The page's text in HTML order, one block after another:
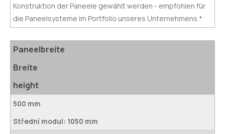
Konstruktion der Paneele gewählt werden - empfohlen für
die Paneelsysteme im Portfolio unseres Unternehmens.*
Paneelbreite
Breite
height
500 mm
Střední modul: 1050 mm